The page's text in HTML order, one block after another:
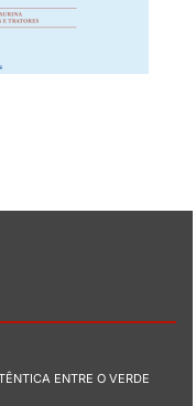
ENTRE O VERDE